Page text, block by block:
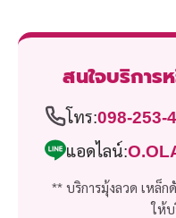
สนใจบริการ
โทร:098-253-
แอดไลน์:
** บริการมุ้งลวด เหล็ก
ให้